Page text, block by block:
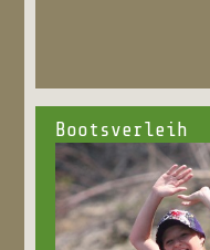
Bootsverleih